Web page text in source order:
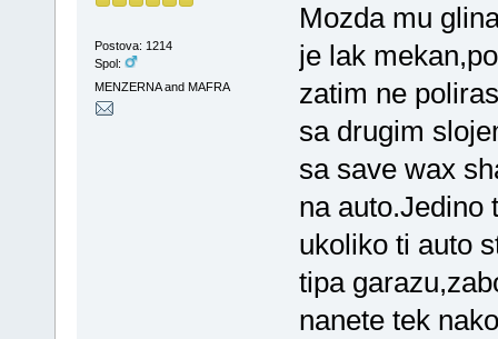
Postova: 1214
Spol:
MENZERNA and MAFRA
Mozda mu
je lak
zatim ne
sa drugim
sa save wax
na auto.Jedino
ukoliko ti auto
tipa
nanete tek